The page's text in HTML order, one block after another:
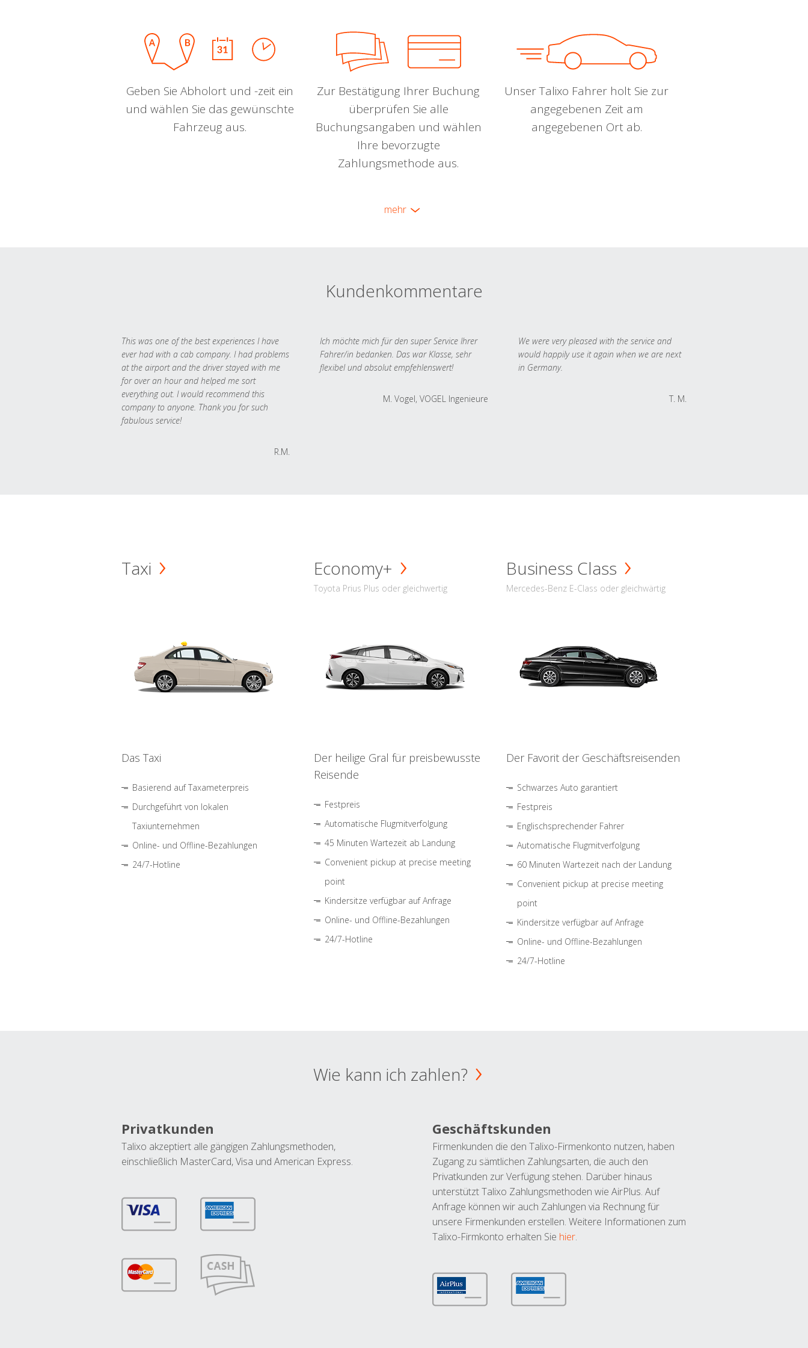
Geben Sie Abholort und -zeit ein
und wählen Sie das gewünschte
Fahrzeug aus.
Zur Bestätigung Ihrer Buchung
überprüfen Sie alle
Buchungsangaben und wählen
Ihre bevorzugte
Zahlungsmethode aus.
Unser Talixo Fahrer holt Sie zur
angegebenen Zeit am
angegebenen Ort ab.
mehr
Kundenkommentare
This was one of the best experiences I have
ever had with a cab company. I had problems
at the airport and the driver stayed with me
for over an hour and helped me sort
everything out. I would recommend this
company to anyone. Thank you for such
fabulous service!
R.M.
Ich möchte mich für den super Service Ihrer
Fahrer/in bedanken. Das war Klasse, sehr
flexibel und absolut empfehlenswert!
M. Vogel, VOGEL Ingenieure
We were very pleased with the service and
would happily use it again when we are next
in Germany.
T. M.
Taxi
Das Taxi
Basierend auf Taxameterpreis
Durchgeführt von lokalen
Taxiunternehmen
Online- und Offline-Bezahlungen
24/7-Hotline
Economy+
Toyota Prius Plus oder gleichwertig
Der heilige Gral für preisbewusste
Reisende
Festpreis
Automatische Flugmitverfolgung
45 Minuten Wartezeit ab Landung
Convenient pickup at precise meeting
point
Kindersitze verfügbar auf Anfrage
Online- und Offline-Bezahlungen
24/7-Hotline
Business Class
Mercedes-Benz E-Class oder gleichwärtig
Der Favorit der Geschäftsreisenden
Schwarzes Auto garantiert
Festpreis
Englischsprechender Fahrer
Automatische Flugmitverfolgung
60 Minuten Wartezeit nach der Landung
Convenient pickup at precise meeting
point
Kindersitze verfügbar auf Anfrage
Online- und Offline-Bezahlungen
24/7-Hotline
Wie kann ich zahlen?
Privatkunden
Talixo akzeptiert alle gängigen Zahlungsmethoden,
einschließlich MasterCard, Visa und American Express.
Geschäftskunden
Firmenkunden die den Talixo-Firmenkonto nutzen, haben
Zugang zu sämtlichen Zahlungsarten, die auch den
Privatkunden zur Verfügung stehen. Darüber hinaus
unterstützt Talixo Zahlungsmethoden wie AirPlus. Auf
Anfrage können wir auch Zahlungen via Rechnung für
unsere Firmenkunden erstellen. Weitere Informationen zum
Talixo-Firmkonto erhalten Sie hier.